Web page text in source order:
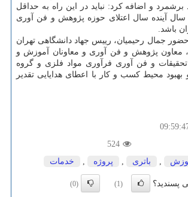
برشمرد و اضافه کرد: نباید در این راه به حداقل
سال آینده سال اعتلای حوزه پژوهش و فن آوری
باشد.
حضور جمال رحیمیان، رییس جهاد دانشگاهی تهران
معاون پژوهش و فن آوری و معاونان آموزش و
تحقیقات و فن آوری فرآوری مواد فلزی و گروه
محیط کسب و کار با اعطای هدایایی تقدیر
524
, باتری , پروژه , خدمات
پسندید؟ (1)
(0)